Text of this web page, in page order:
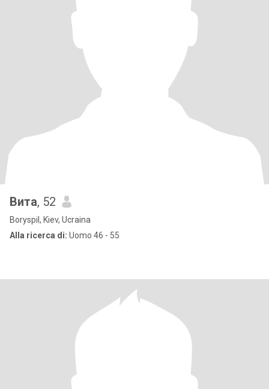
Вита, 52
Boryspil, Kiev, Ucraina
Alla ricerca di: Uomo 46 - 55